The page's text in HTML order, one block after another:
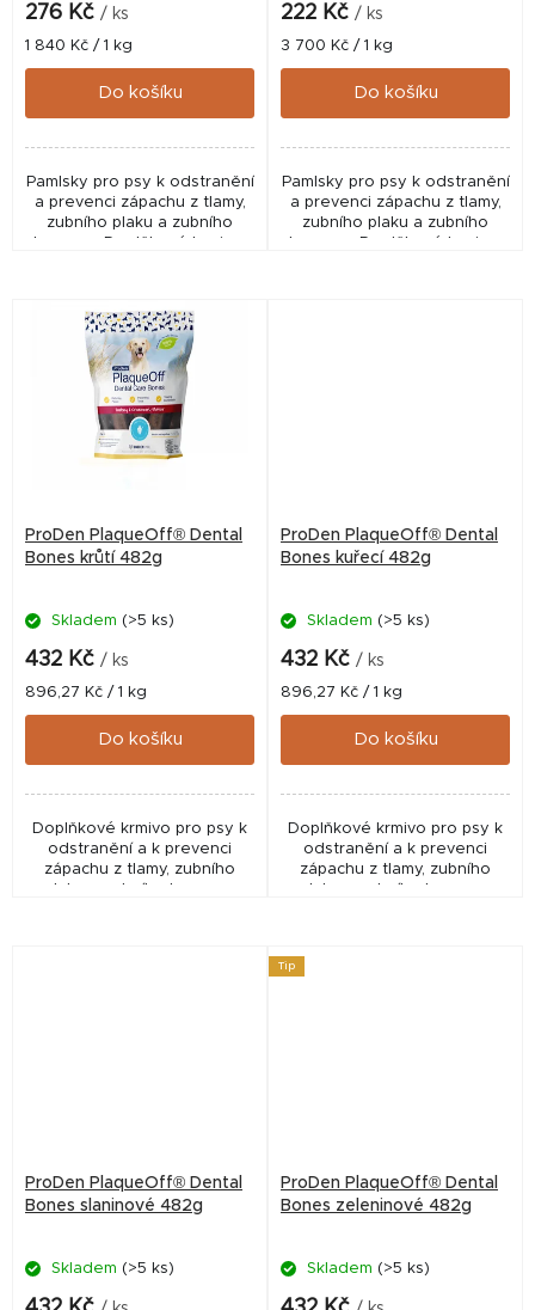
276 Kč / ks
Měrná
cena:
1 840 Kč / 1 kg
Do košíku
Pamlsky pro psy k odstranění
a prevenci zápachu z tlamy,
zubního plaku a zubního
kamene. Doplňkové krmivo.
222 Kč / ks
Měrná
cena:
3 700 Kč / 1 kg
Do košíku
Pamlsky pro psy k odstranění
a prevenci zápachu z tlamy,
zubního plaku a zubního
kamene. Doplňkové krmivo.
ProDen PlaqueOff® Dental
Bones krůtí 482g
Skladem (>5 ks)
432 Kč / ks
Měrná
cena:
896,27 Kč / 1 kg
Do košíku
Doplňkové krmivo pro psy k
odstranění a k prevenci
zápachu z tlamy, zubního
ProDen PlaqueOff® Dental
Bones kuřecí 482g
Skladem (>5 ks)
432 Kč / ks
Měrná
cena:
896,27 Kč / 1 kg
Do košíku
Doplňkové krmivo pro psy k
odstranění a k prevenci
zápachu z tlamy, zubního
ProDen PlaqueOff® Dental
Bones slaninové 482g
Skladem (>5 ks)
Tip
ProDen PlaqueOff® Dental
Bones zeleninové 482g
Skladem (>5 ks)